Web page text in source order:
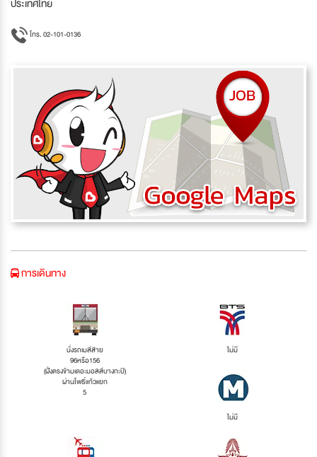
โทร. 02-101-0136
การเดินทาง
นั่งรถเมล์สาย
96หรือ156
(ฝั่งตรงข้ามเดอะมอลล์บางกะปิ)
ผ่านโพธิ์แก้วแยก
5
ไม่มี
ไม่มี